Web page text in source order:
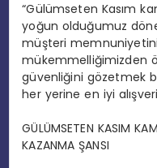
“Gülümseten Kasım
yoğun olduğumuz
müşteri
mükemmelliğimizden
güvenliğini gözetmek
her yerine en iyi
GÜLÜMSETEN KASIM
KAZANMA ŞANSI